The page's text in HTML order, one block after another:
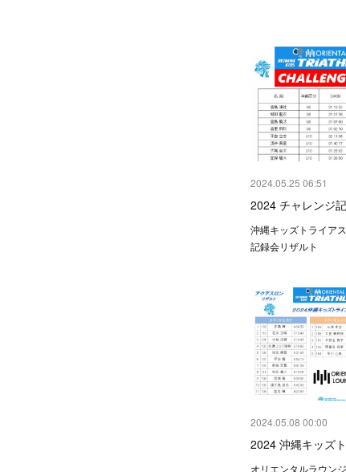
2024.05.25 06:51
2024 チャレンジ
沖縄キッズトライア
記録会リザルト
2024.05.08 00:00
2024 沖縄キッズ
オリエンタルラウン